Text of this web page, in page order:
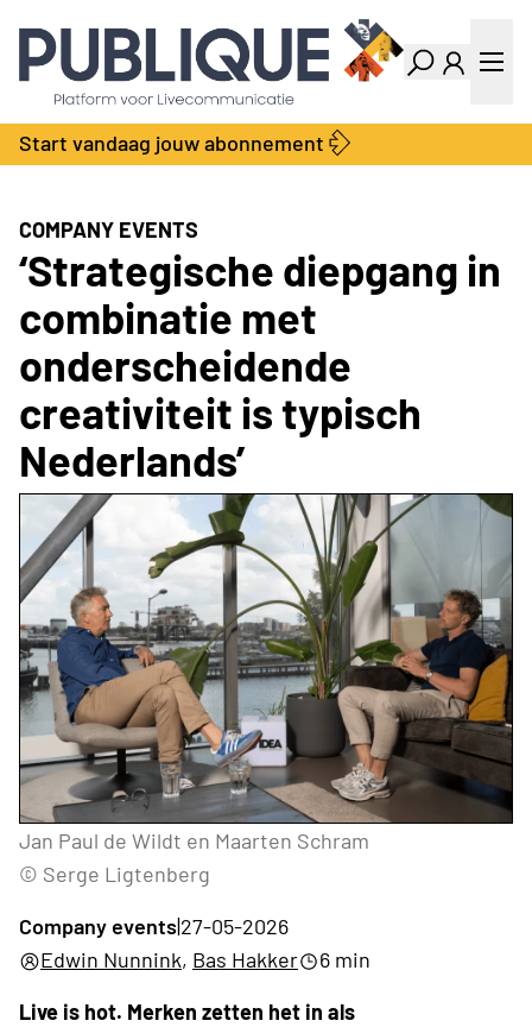
Industry Dashboard
Vacatures
Kalender
Producten
Bedrijvengids
Locatie Finder
Contact
Over ons
Adverteren
Abonnementen
Start vandaag jouw abonnement
COMPANY EVENTS
‘Strategische diepgang in
combinatie met
onderscheidende
creativiteit is typisch
Nederlands’
Jan Paul de Wildt en Maarten Schram
© Serge Ligtenberg
Company events|27-05-2026
Edwin Nunnink, Bas Hakker
6 min
Live is hot. Merken zetten het in als